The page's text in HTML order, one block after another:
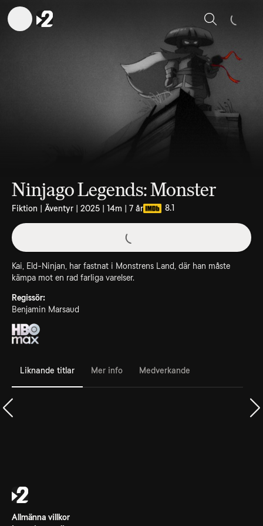
Sök
Ninjago Legends: Monster
Fiktion | Äventyr | 2025 | 14m | 7 år 8.1
Kai, Eld-Ninjan, har fastnat i Monstrens Land, där han måste
kämpa mot en rad farliga varelser.
Regissör:
Benjamin Marsaud
Liknande titlar Mer info Medverkande
Allmänna villkor